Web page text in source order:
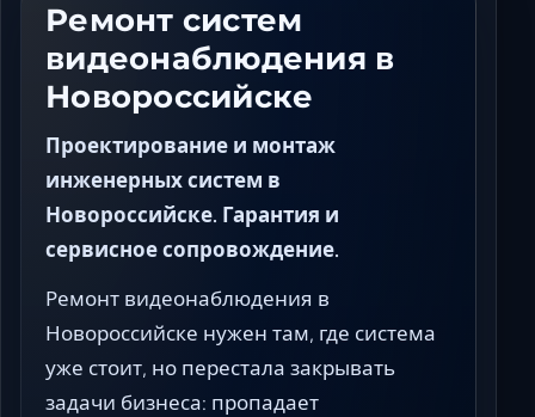
Черкесск
Ремонт систем
видеонаблюдения в
Новороссийске
Проектирование и монтаж
инженерных систем в
Новороссийске. Гарантия и
сервисное сопровождение.
Ремонт видеонаблюдения в
Новороссийске нужен там, где система
уже стоит, но перестала закрывать
задачи бизнеса: пропадает